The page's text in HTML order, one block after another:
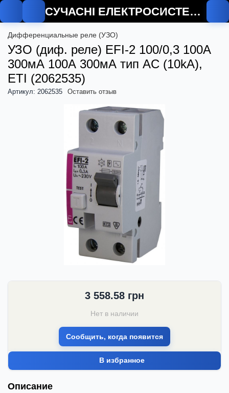
СУЧАСНІ ЕЛЕКТРОСИСТЕМИ
Дифференциальные реле (УЗО)
УЗО (диф. реле) EFI-2 100/0,3 100А
300мА 100А 300мА тип AC (10kA),
ETI (2062535)
Артикул: 2062535 Оставить отзыв
3 558.58 грн
Нет в наличии
Сообщить, когда появится
В избранное
Описание